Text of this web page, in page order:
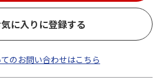
に入りに登録する
のお問い合わせはこちら